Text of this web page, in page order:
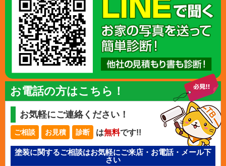
お電話の方はこちら！
お気軽にご連絡ください！
ご相談 お見積 診断 は無料です!!
塗装に関するご相談はお気軽にご来店・お電話・メール下
さい